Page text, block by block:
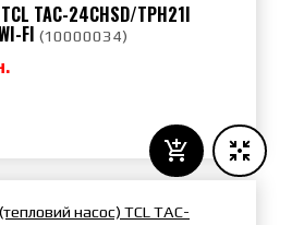
TAC-24CHSD/TPH21I
FI (10000034)